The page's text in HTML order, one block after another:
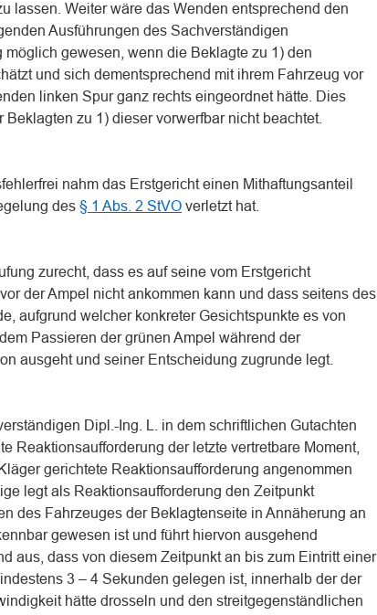
lassen. Weiter wäre das Wenden entsprechend den
Ausführungen des Sachverständigen
gewesen, wenn die Beklagte zu 1) den
und sich dementsprechend mit ihrem Fahrzeug vor
linken Spur ganz rechts eingeordnet hätte. Dies
zu 1) dieser vorwerfbar nicht beachtet.
nahm das Erstgericht einen Mithaftungsanteil
des § 1 Abs. 2 StVO verletzt hat.
zurecht, dass es auf seine vom Erstgericht
der Ampel nicht ankommen kann und dass seitens des
aufgrund welcher konkreter Gesichtspunkte es von
Passieren der grünen Ampel während der
ausgeht und seiner Entscheidung zugrunde legt.
Dipl.-Ing. L. in dem schriftlichen Gutachten
Reaktionsaufforderung der letzte vertretbare Moment,
gerichtete Reaktionsaufforderung angenommen
legt als Reaktionsaufforderung den Zeitpunkt
des Fahrzeuges der Beklagtenseite in Annäherung an
gewesen ist und führt hiervon ausgehend
aus, dass von diesem Zeitpunkt an bis zum Eintritt einer
3 – 4 Sekunden gelegen ist, innerhalb der der
hätte drosseln und den streitgegenständlichen